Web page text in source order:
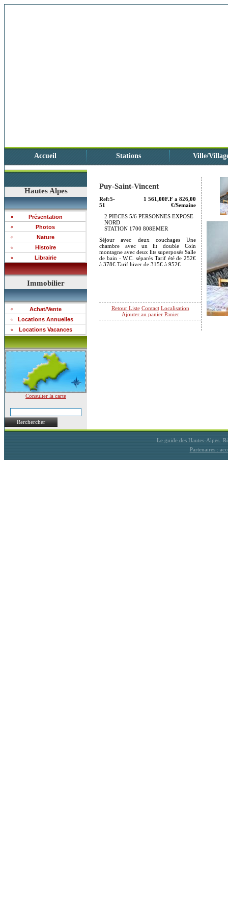
Accueil Stations Ville/
Hautes Alpes
Présentation
Photos
Nature
Histoire
Librairie
Immobilier
Achat/Vente
Locations Annuelles
Locations Vacances
Consulter la carte
Rerchercher
Puy-Saint-Vincent
Ref:5-
51
1 561,00F.F a 826,00
€/Semaine
2 PIECES 5/6 PERSONNES EXPOSE
NORD
STATION 1700 808EMER
Séjour avec deux couchages Une
chambre avec un lit double Coin
montagne avec deux lits superposés Salle
de bain - W.C. séparés Tarif été de 252€
à 378€ Tarif hiver de 315€ à 952€
Retour Liste Contact Localisation
Ajouter au panier Panier
Le guide des Hautes-Alpes
Partenaires :